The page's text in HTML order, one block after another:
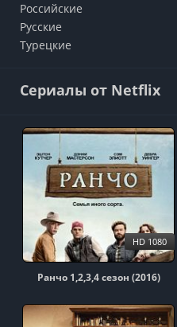
Российские
Русские
Турецкие
Сериалы от Netflix
Ранчо 1,2,3,4 сезон (2016)
HD 1080